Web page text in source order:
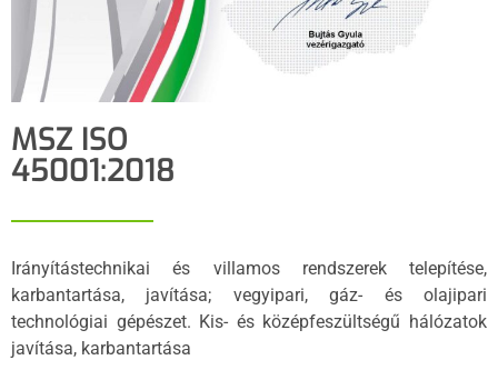
MSZ ISO
45001:2018
Irányítástechnikai és villamos rendszerek telepítése,
karbantartása, javítása; vegyipari, gáz- és olajipari
technológiai gépészet. Kis- és középfeszültségű hálózatok
javítása, karbantartása